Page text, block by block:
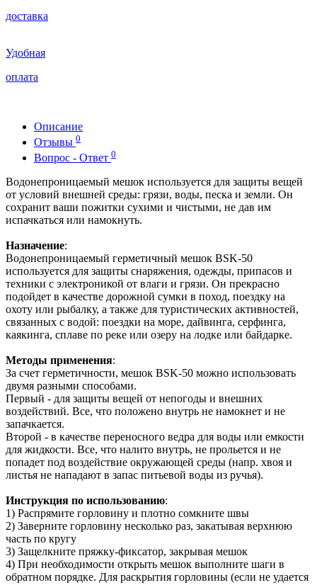
доставка
Удобная
оплата
Описание
Отзывы 0
Вопрос - Ответ 0
Водонепроницаемый мешок используется для защиты вещей
от условий внешней среды: грязи, воды, песка и земли. Он
сохранит ваши пожитки сухими и чистыми, не дав им
испачкаться или намокнуть.
Назначение:
Водонепроницаемый герметичный мешок BSK-50
используется для защиты снаряжения, одежды, припасов и
техники с электроникой от влаги и грязи. Он прекрасно
подойдет в качестве дорожной сумки в поход, поездку на
охоту или рыбалку, а также для туристических активностей,
связанных с водой: поездки на море, дайвинга, серфинга,
каякинга, сплаве по реке или озеру на лодке или байдарке.
Методы применения:
За счет герметичности, мешок BSK-50 можно использовать
двумя разными способами.
Первый - для защиты вещей от непогоды и внешних
воздействий. Все, что положено внутрь не намокнет и не
запачкается.
Второй - в качестве переносного ведра для воды или емкости
для жидкости. Все, что налито внутрь, не прольется и не
попадет под воздействие окружающей среды (напр. хвоя и
листья не нападают в запас питьевой воды из ручья).
Инструкция по использованию:
1) Распрямите горловину и плотно сомкните швы
2) Заверните горловину несколько раз, закатывая верхнюю
часть по кругу
3) Защелкните пряжку-фиксатор, закрывая мешок
4) При необходимости открыть мешок выполните шаги в
обратном порядке. Для раскрытия горловины (если не удается